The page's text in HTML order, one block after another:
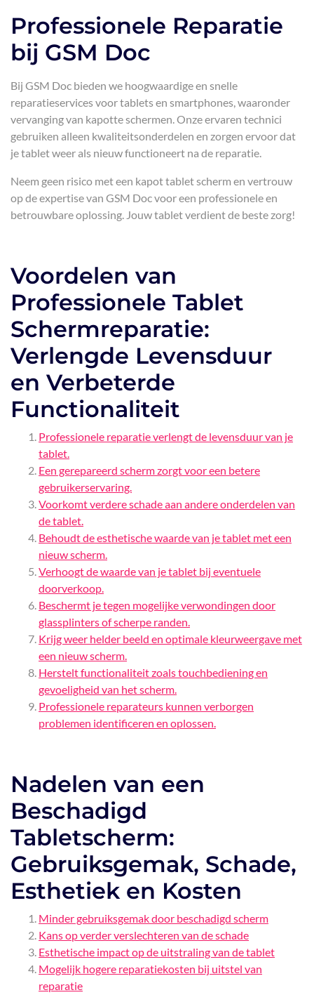
Professionele Reparatie
bij GSM Doc
Bij GSM Doc bieden we hoogwaardige en snelle
reparatieservices voor tablets en smartphones, waaronder
vervanging van kapotte schermen. Onze ervaren technici
gebruiken alleen kwaliteitsonderdelen en zorgen ervoor dat
je tablet weer als nieuw functioneert na de reparatie.
Neem geen risico met een kapot tablet scherm en vertrouw
op de expertise van GSM Doc voor een professionele en
betrouwbare oplossing. Jouw tablet verdient de beste zorg!
Voordelen van
Professionele Tablet
Schermreparatie:
Verlengde Levensduur
en Verbeterde
Functionaliteit
Professionele reparatie verlengt de levensduur van je
tablet.
Een gerepareerd scherm zorgt voor een betere
gebruikerservaring.
Voorkomt verdere schade aan andere onderdelen van
de tablet.
Behoudt de esthetische waarde van je tablet met een
nieuw scherm.
Verhoogt de waarde van je tablet bij eventuele
doorverkoop.
Beschermt je tegen mogelijke verwondingen door
glassplinters of scherpe randen.
Krijg weer helder beeld en optimale kleurweergave met
een nieuw scherm.
Herstelt functionaliteit zoals touchbediening en
gevoeligheid van het scherm.
Professionele reparateurs kunnen verborgen
problemen identificeren en oplossen.
Nadelen van een
Beschadigd
Tabletscherm:
Gebruiksgemak, Schade,
Esthetiek en Kosten
Minder gebruiksgemak door beschadigd scherm
Kans op verder verslechteren van de schade
Esthetische impact op de uitstraling van de tablet
Mogelijk hogere reparatiekosten bij uitstel van
reparatie